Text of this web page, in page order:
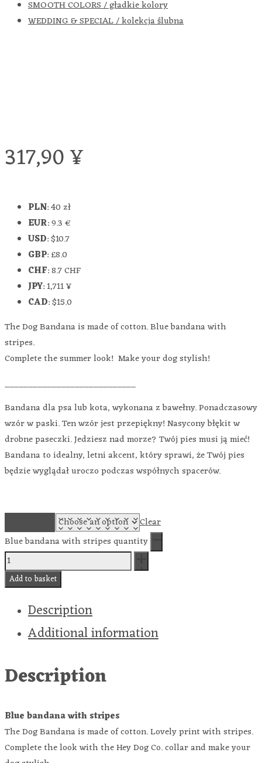
SMOOTH COLORS / gładkie kolory
WEDDING & SPECIAL / kolekcja ślubna
317,90¥
PLN:40 zł
EUR:9.3 €
USD:$10.7
GBP:£8.0
CHF:8.7 CHF
JPY:1,711 ¥
CAD:$15.0
The Dog Bandana is made of cotton. Blue bandana with
stripes.
Complete the summer look! Make your dog stylish!
____________________________
Bandana dla psa lub kota, wykonana z bawełny. Ponadczasowy
wzór w paski. Ten wzór jest przepiękny! Nasycony błękit w
drobne paseczki. Jedziesz nad morze? Twój pies musi ją mieć!
Bandana to idealny, letni akcent, który sprawi, że Twój pies
będzie wyglądał uroczo podczas współnych spacerów.
Clear
Blue bandana with stripes quantity
Add to basket
Description
Additional information
Description
Blue bandana with stripes
The Dog Bandana is made of cotton. Lovely print with stripes.
Complete the look with the Hey Dog Co. collar and make your